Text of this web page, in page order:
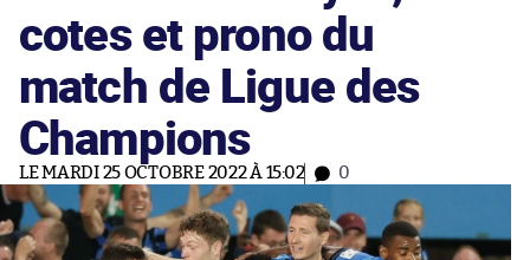
cotes et prono du
match de Ligue des
Champions
LE MARDI 25 OCTOBRE 2022 À 15:02 0